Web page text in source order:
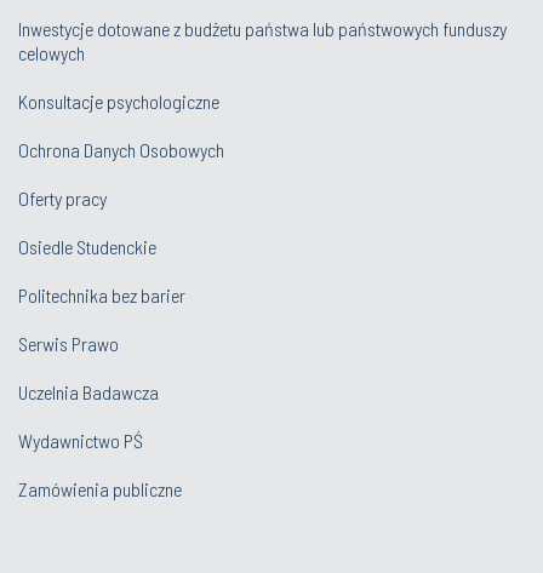
Inwestycje dotowane z budżetu państwa lub państwowych funduszy
celowych
Konsultacje psychologiczne
Ochrona Danych Osobowych
Oferty pracy
Osiedle Studenckie
Politechnika bez barier
Serwis Prawo
Uczelnia Badawcza
Wydawnictwo PŚ
Zamówienia publiczne